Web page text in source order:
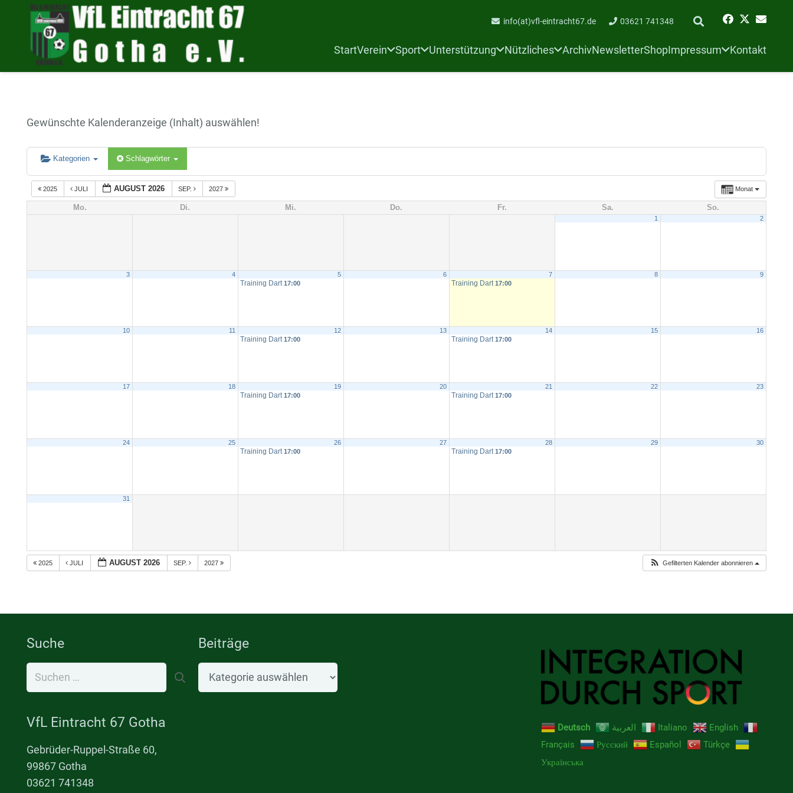
info(at)vfl-eintracht67.de 03621 741348
StartVerein Sport Unterstützung Nützliches ArchivNewsletterShopImpressum Kontakt
Gewünschte Kalenderanzeige (Inhalt) auswählen!
Kategorien Schlagwörter
Monat
2025 JULI AUGUST 2026 SEP. 2027
Mo. Di. Mi. Do. Fr. Sa. So.
1 2
3 4 5
Training Dart17:00
6 7
Training Dart17:00
8 9
10 11 12
Training Dart17:00
13 14
Training Dart17:00
15 16
17 18 19
Training Dart17:00
20 21
Training Dart17:00
22 23
24 25 26
Training Dart17:00
27 28
Training Dart17:00
29 30
31
2025 JULI AUGUST 2026 SEP. 2027 Gefilterten Kalender abonnieren
Suche
Suchen
nach:
VfL Eintracht 67 Gotha
Gebrüder-Ruppel-Straße 60,
99867 Gotha
03621 741348
Beiträge
Beiträge
Deutsch العربية Italiano
English
Français
Русский Español
Türkçe
Українська